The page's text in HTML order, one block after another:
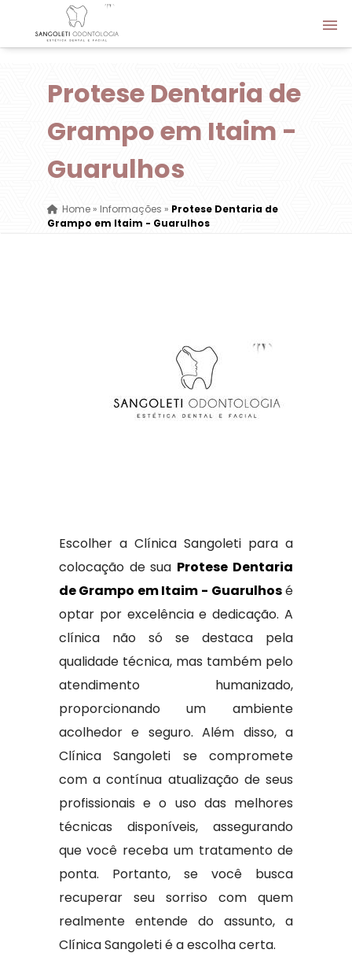
Protese Dentaria de
Grampo em Itaim -
Guarulhos
Home» Informações » Protese Dentaria de
Grampo em Itaim - Guarulhos
Escolher a Clínica Sangoleti para a
colocação de sua Protese Dentaria
de Grampo em Itaim - Guarulhosé
optar por excelência e dedicação. A
clínica não só se destaca pela
qualidade técnica, mas também pelo
atendimento humanizado,
proporcionando um ambiente
acolhedor e seguro. Além disso, a
Clínica Sangoleti se compromete
com a contínua atualização de seus
profissionais e o uso das melhores
técnicas disponíveis, assegurando
que você receba um tratamento de
ponta. Portanto, se você busca
recuperar seu sorriso com quem
realmente entende do assunto, a
Clínica Sangoleti é a escolha certa.